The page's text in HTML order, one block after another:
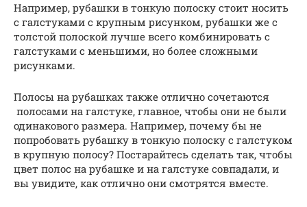
Например, рубашки в тонкую полоску стоит носить
с галстуками с крупным рисунком, рубашки же с
толстой полоской лучше всего комбинировать с
галстуками с меньшими, но более сложными
рисунками.
Полосы на рубашках также отлично сочетаются
полосами на галстуке, главное, чтобы они не были
одинакового размера. Например, почему бы не
попробовать рубашку в тонкую полоску с галстуком
в крупную полосу? Постарайтесь сделать так, чтобы
цвет полос на рубашке и на галстуке совпадали, и
вы увидите, как отлично они смотрятся вместе.